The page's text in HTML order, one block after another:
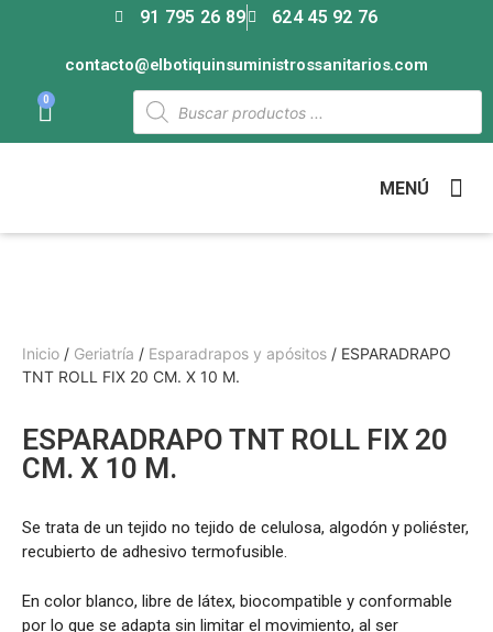
91 795 26 89 624 45 92 76
contacto@elbotiquinsuministrossanitarios.com
0
MENÚ
Inicio / Geriatría / Esparadrapos y apósitos / ESPARADRAPO
TNT ROLL FIX 20 CM. X 10 M.
ESPARADRAPO TNT ROLL FIX 20
CM. X 10 M.
Se trata de un tejido no tejido de celulosa, algodón y poliéster,
recubierto de adhesivo termofusible.
En color blanco, libre de látex, biocompatible y conformable
por lo que se adapta sin limitar el movimiento, al ser